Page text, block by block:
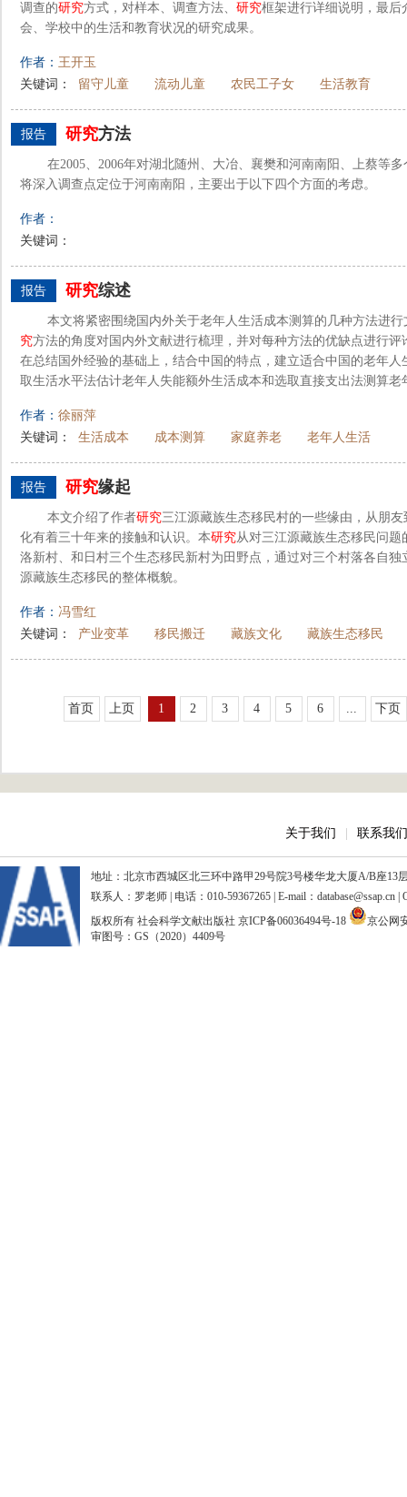
调查的研究方式，对样本、调查方法、 研究框架进行详细说明，最后
会、学校中的生活和教育状况的研究成果。
作者： 王开玉
关键词：
留守儿童 流动儿童 农民工子女 生活教育
报告 研究方法
在2005、2006年对湖北随州、大冶、襄樊和河南南阳、上蔡等
将深入调查点定位于河南南阳，主要出于以下四个方面的考虑。
作者：
关键词：
报告 研究综述
本文将紧密围绕国内外关于老年人生活成本测算的几种方法进
究方法的角度对国内外文献进行梳理，并对每种方法的优缺点进行
在总结国外经验的基础上，结合中国的特点，建立适合中国的老年
取生活水平法估计老年人失能额外生活成本和选取直接支出法测算
作者： 徐丽萍
关键词：
生活成本 成本测算 家庭养老 老年人生活
报告 研究缘起
本文介绍了作者研究三江源藏族生态移民村的一些缘由，从朋
化有着三十年来的接触和认识。本研究从对三江源藏族生态移民问
洛新村、和日村三个生态移民新村为田野点，通过对三个村落各自
源藏族生态移民的整体概貌。
作者： 冯雪红
关键词：
产业变革 移民搬迁 藏族文化 藏族生态移民
首页 上页 1 2 3 4 5 6 ... 下页
关于我们 联系我们
地址：北京市西城区北三环中路甲29号院3号楼华龙大厦A/B座13
联系人：罗老师 | 电话：010-59367265 | E-mail：database@ssap.cn
版权所有 社会科学文献出版社 京ICP备06036494号-18
京公网
审图号：GS（2020）4409号